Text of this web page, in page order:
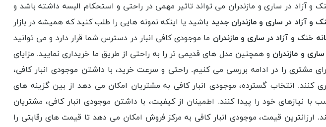
آزاد در ساری و مازندران می تواند تاثیر مهمی در راحتی و استحکام البسه داشته باشد و
و آزاد در ساری و مازندران جدید باشید یا اینکه نمونه هایی را طلب کنید که همیشه در بازار
خنک و آزاد در ساری و مازندران ما موجودی کافی انبار در دسترس شما قرار دارد و می توانید
و مازندران و همچنین مدل های قدیمی تر را به راحتی از طریق ما خریداری نمایید. مزایای
مشتری را در ادامه بررسی می کنیم. راحتی و سرعت خرید، با داشتن موجودی انبار کافی،
کنند. انتخاب گسترده، موجودی انبار کافی به مشتریان امکان می دهد از بین گزینه های
نیازهای خود را پیدا کنند. اطمینان از کیفیت، با داشتن موجودی انبار کافی، مشتریان
قیمت، موجودی انبار کافی به مرکز فروش امکان می دهد تا قیمت های رقابتی را